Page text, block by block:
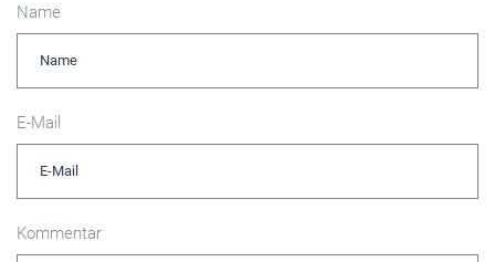
Name
E-Mail
Kommentar